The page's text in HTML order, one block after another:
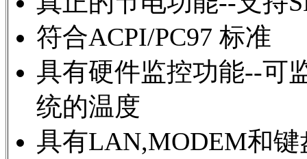
符合ACPI/PC97 标准
具有硬件监控功能--可
统的温度
具有LAN,MODEM和